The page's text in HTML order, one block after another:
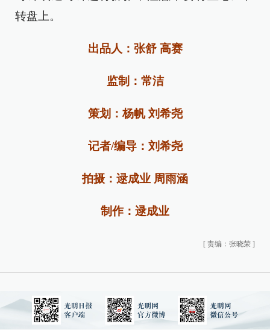
转盘上。
出品人：张舒 高赛
监制：常洁
策划：杨帆 刘希尧
记者/编导：刘希尧
拍摄：逯成业 周雨涵
制作：逯成业
[ 责编：张晓荣 ]